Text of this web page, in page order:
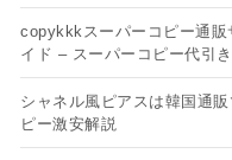
copykkkスーパーコピー通
イド – スーパーコピー代引き
シャネル風ピアスは韓国通
ピー​激安解説